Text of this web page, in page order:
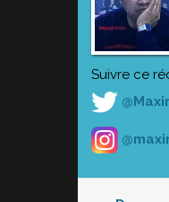
Suivre ce